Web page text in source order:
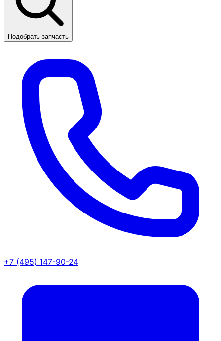
Подобрать запчасть
+7 (495) 147-90-24